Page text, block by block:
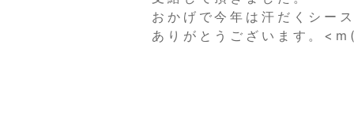
おかげで今年は汗だくシー
ありがとうございます。